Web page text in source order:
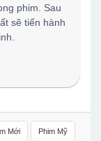
phim. Sau
sẽ tiến hành
Mới Phim Mỹ